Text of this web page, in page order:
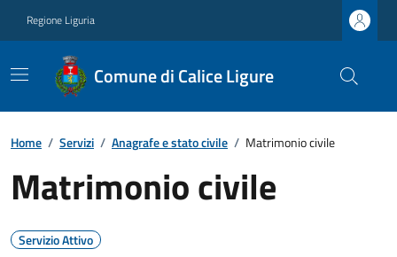
Regione Liguria
Comune di Calice Ligure
Home / Servizi / Anagrafe e stato civile / Matrimonio civile
Matrimonio civile
Servizio Attivo